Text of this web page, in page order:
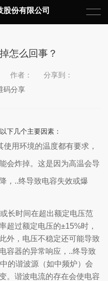
股份有限公司
怎么回事？
作者：
分享到：
码分享
下几个主要因素：‌
使用环境的温度都有要求，
会炸掉。这是因为高温会导
，..终导致电容失效或爆
长时间在超出额定电压范
超过额定电压的±15%时，
外，电压不稳定还可能导致
容器的异常响应，..终导致
中的谐波源（如中频炉）会
。谐波电流的存在会使电容